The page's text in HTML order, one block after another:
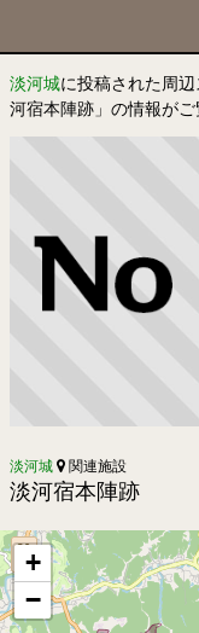
淡河城に投稿された周
河宿本陣跡」の情報がご
淡河城 関連施設
淡河宿本陣跡
+
−